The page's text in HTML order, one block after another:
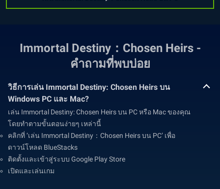
Immortal Destiny：Chosen Heirs -
คำถามที่พบบ่อย
วิธีการเล่น Immortal Destiny: Chosen Heirs บน
Windows PC และ Mac?
เล่น Immortal Destiny: Chosen Heirs บน PC หรือ Mac ของคุณ
โดยทำตามขั้นตอนง่ายๆ เหล่านี้
คลิกที่ ‘เล่น Immortal Destiny：Chosen Heirs บน PC’ เพื่อ
ดาวน์โหลด BlueStacks
ติดตั้งและเข้าสู่ระบบ Google Play Store
เปิดและเล่นเกม